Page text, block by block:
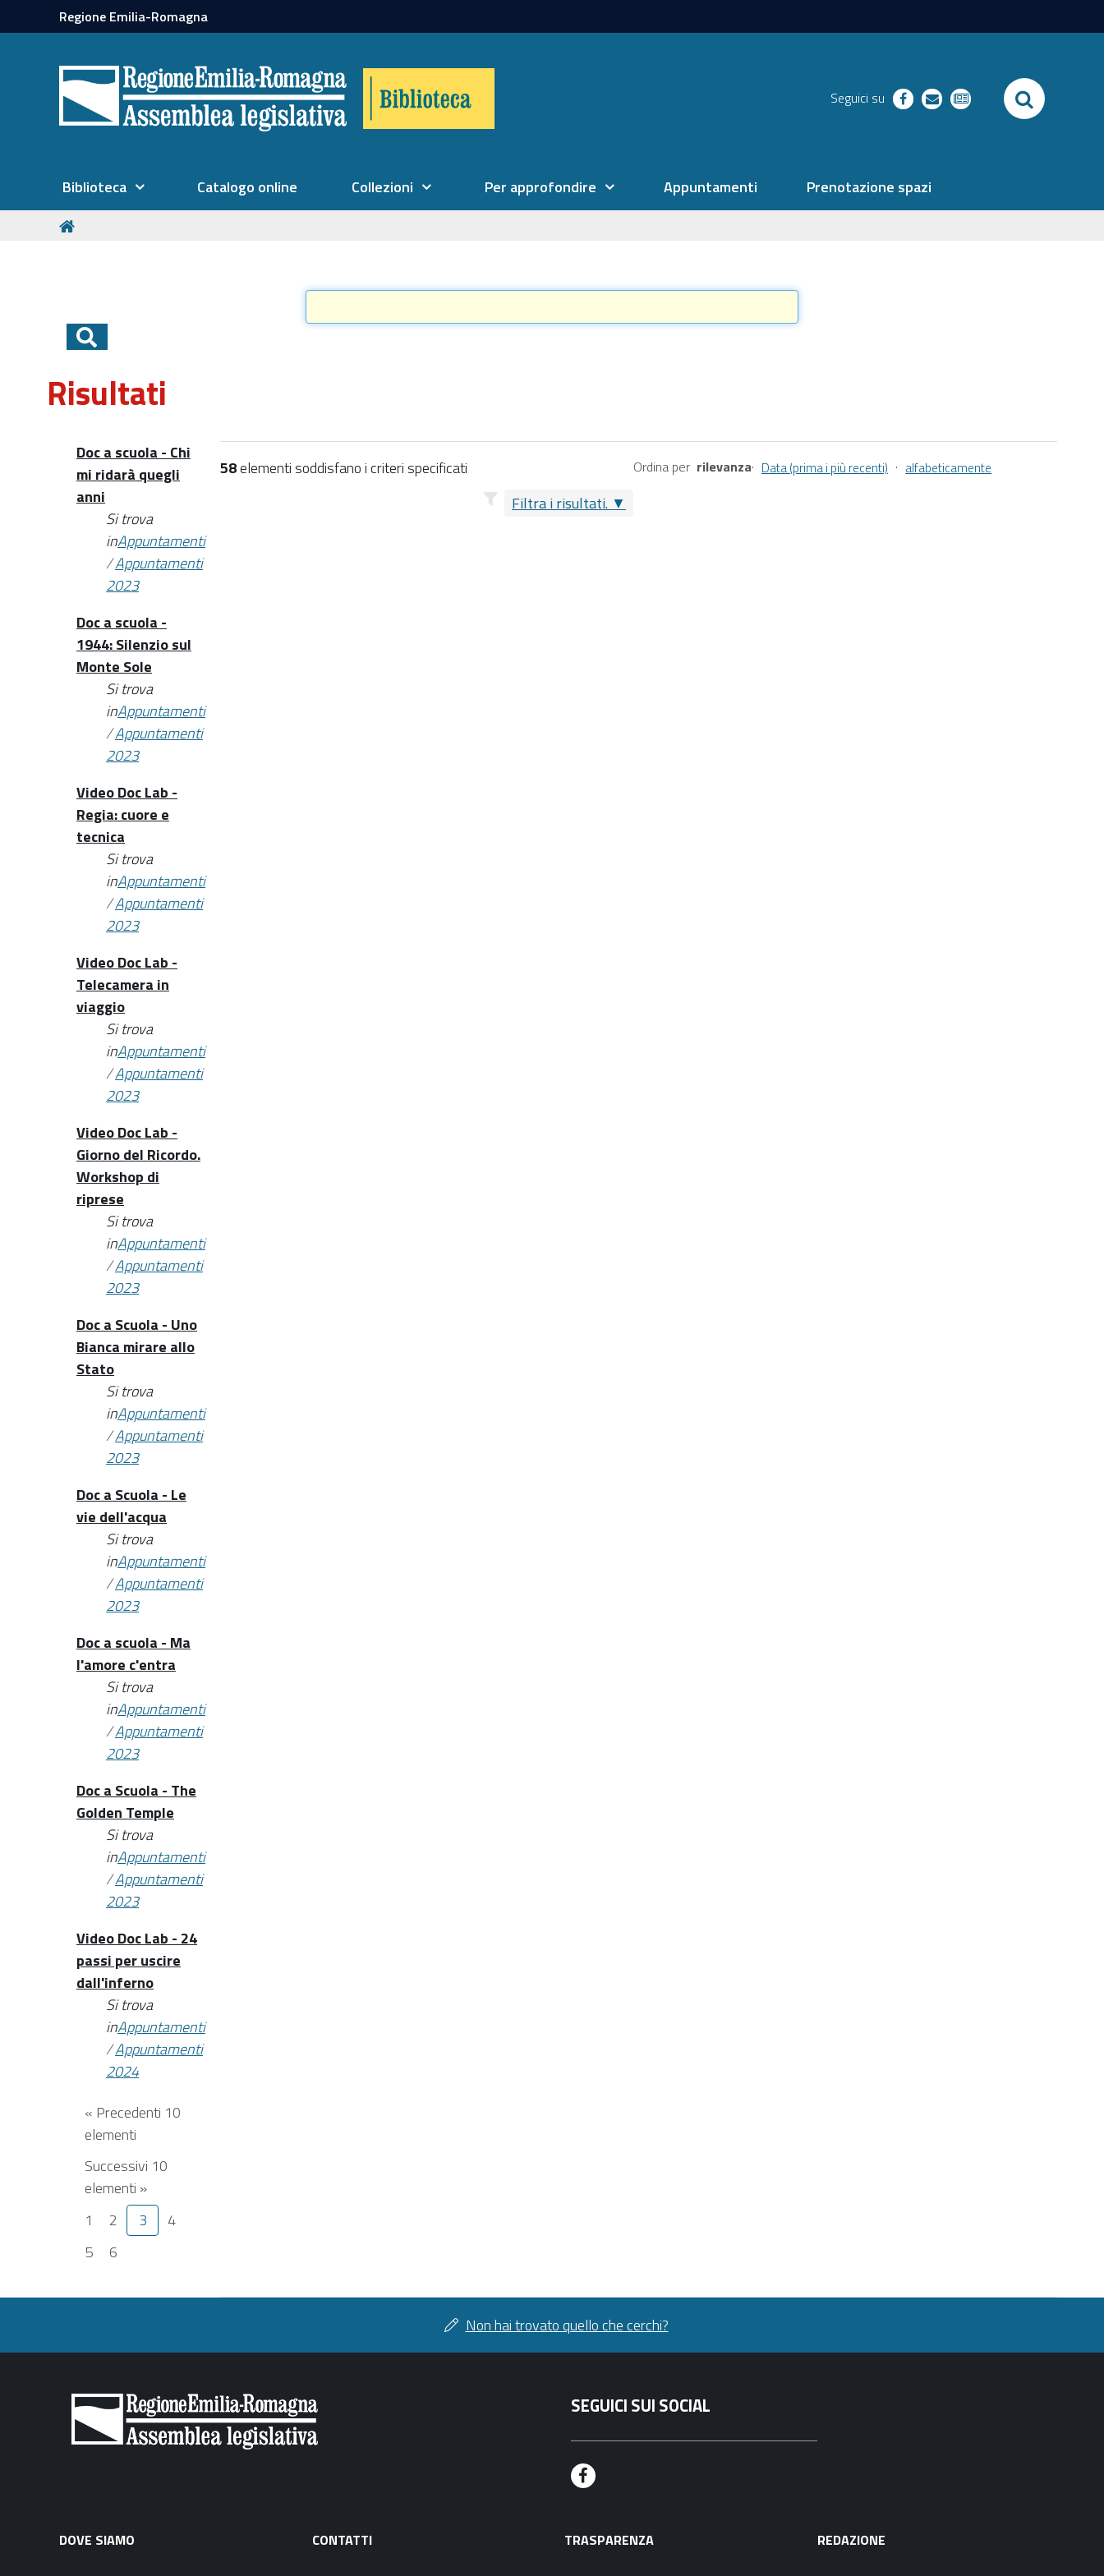
Regione Emilia-Romagna
Seguici su facebookrichiestenewsletter SEARCH
Biblioteca Catalogo online Collezioni Per approfondire Appuntamenti Prenotazione spazi
Risultati
58elementi soddisfano i criteri specificati
Filtra i risultati.
Ordina per rilevanza· Data (prima i più recenti) · alfabeticamente
Doc a scuola - Chi
mi ridarà quegli
anni
Si trova
inAppuntamenti
/Appuntamenti
2023
Doc a scuola -
1944: Silenzio sul
Monte Sole
Si trova
inAppuntamenti
/Appuntamenti
2023
Video Doc Lab -
Regia: cuore e
tecnica
Si trova
inAppuntamenti
/Appuntamenti
2023
Video Doc Lab -
Telecamera in
viaggio
Si trova
inAppuntamenti
/Appuntamenti
2023
Video Doc Lab -
Giorno del Ricordo.
Workshop di
riprese
Si trova
inAppuntamenti
/Appuntamenti
2023
Doc a Scuola - Uno
Bianca mirare allo
Stato
Si trova
inAppuntamenti
/Appuntamenti
2023
Doc a Scuola - Le
vie dell'acqua
Si trova
inAppuntamenti
/Appuntamenti
2023
Doc a scuola - Ma
l'amore c'entra
Si trova
inAppuntamenti
/Appuntamenti
2023
Doc a Scuola - The
Golden Temple
Si trova
inAppuntamenti
/Appuntamenti
2023
Video Doc Lab - 24
passi per uscire
dall'inferno
Si trova
inAppuntamenti
/Appuntamenti
2024
« Precedenti 10
elementi
Successivi 10
elementi »
1
2 3
4
5
6
Non hai trovato quello che cerchi?
SEGUICI SUI SOCIAL
F
c
DOVE SIAMO CONTATTI TRASPARENZA REDAZIONE